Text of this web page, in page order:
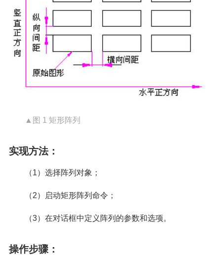
▲图 1 矩形阵列
实现方法：
（1）选择阵列对象；
（2）启动矩形阵列命令；
（3）在对话框中定义阵列的参数和选项。
操作步骤：